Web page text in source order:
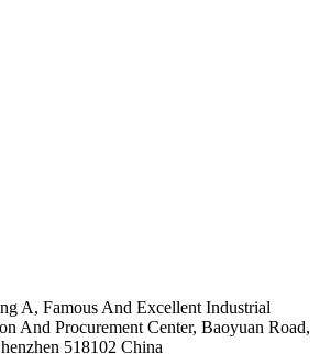
A, Famous And Excellent Industrial
And Procurement Center, Baoyuan Road,
518102 China